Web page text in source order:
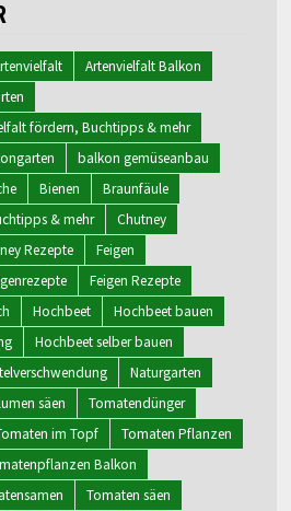
Artenvielfalt Balkon
fördern, Buchtipps & mehr
balkon gemüseanbau
Bienen
Braunfäule
& mehr
Chutney
Rezepte
Feigen
Feigen Rezepte
Hochbeet
Hochbeet bauen
Hochbeet selber bauen
Naturgarten
säen
Tomatendünger
im Topf
Tomaten Pflanzen
Balkon
Tomaten säen